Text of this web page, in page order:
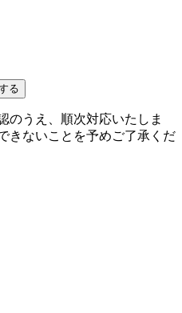
る
のうえ、順次対応いたしま
きないことを予めご了承くだ